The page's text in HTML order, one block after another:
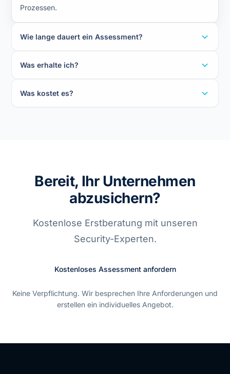
Prozessen.
Wie lange dauert ein Assessment?
Was erhalte ich?
Was kostet es?
Bereit, Ihr Unternehmen
abzusichern?
Kostenlose Erstberatung mit unseren
Security-Experten.
Kostenloses Assessment anfordern
Keine Verpflichtung. Wir besprechen Ihre Anforderungen und
erstellen ein individuelles Angebot.